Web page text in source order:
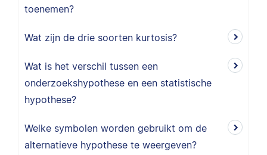
toenemen?
Wat zijn de drie soorten kurtosis?
Wat is het verschil tussen een
onderzoekshypothese en een statistische
hypothese?
Welke symbolen worden gebruikt om de
alternatieve hypothese te weergeven?